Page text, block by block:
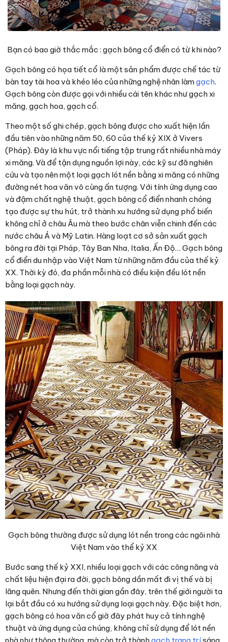
Bạn có bao giờ thắc mắc : gạch bông cổ điển có từ khi nào?
Gạch bông có họa tiết cổ là một sản phẩm được chế tác từ
bàn tay tài hoa và khéo léo của những nghệ nhân làmgạch.
Gạch bông còn được gọi với nhiều cái tên khác như gạch xi
măng, gạch hoa, gạch cổ.
Theo một số ghi chép, gạch bông được cho xuất hiện lần
đầu tiên vào những năm 50, 60 của thế kỷ XIX ở Vivers
(Pháp). Đây là khu vực nổi tiếng tập trung rất nhiều nhà máy
xi măng. Và để tận dụng nguồn lợi này, các kỹ sư đã nghiên
cứu và tạo nên một loại gạch lót nền bằng xi măng có những
đường nét hoa văn vô cùng ấn tượng. Với tính ứng dụng cao
và đậm chất nghệ thuật, gạch bông cổ điển nhanh chóng
tạo được sự thu hút, trở thành xu hướng sử dụng phổ biến
không chỉ ở châu Âu mà theo bước chân viễn chinh đến các
nước châu Á và Mỹ Latin. Hàng loạt cơ sở sản xuất gạch
bông ra đời tại Pháp, Tây Ban Nha, Italia, Ấn Độ… Gạch bông
cổ điển du nhập vào Việt Nam từ những năm đầu của thế kỷ
XX. Thời kỳ đó, đa phần mỗi nhà có điều kiện đều lót nền
bằng loại gạch này.
Gạch bông thường được sử dụng lót nền trong các ngôi nhà
Việt Nam vào thể kỷ XX
Bước sang thế kỷ XXI, nhiều loại gạch với các công năng và
chất liệu hiện đại ra đời, gạch bông dần mất đi vị thế và bị
lãng quên. Nhưng đến thời gian gần đây, trên thế giới người ta
lại bắt đầu có xu hướng sử dụng loại gạch này. Đặc biệt hơn,
gạch bông có hoa văn cổ giờ đây phát huy cả tính nghệ
thuật và ứng dụng của chúng, không chỉ sử dụng để lót nền